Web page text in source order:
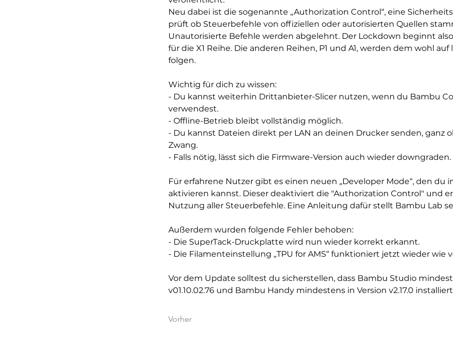
Neu dabei ist die sogenannte „Authorization Control“, eine
prüft ob Steuerbefehle von offiziellen oder autorisierten Quellen
Unautorisierte Befehle werden abgelehnt. Der Lockdown beginnt
für die X1 Reihe. Die anderen Reihen, P1 und A1, werden dem wohl auf
folgen.
Wichtig für dich zu wissen:
- Du kannst weiterhin Drittanbieter-Slicer nutzen, wenn du Bambu
verwendest.
- Offline-Betrieb bleibt vollständig möglich.
- Du kannst Dateien direkt per LAN an deinen Drucker senden, ganz
Zwang.
- Falls nötig, lässt sich die Firmware-Version auch wieder downgraden.
Für erfahrene Nutzer gibt es einen neuen „Developer Mode“, den du
aktivieren kannst. Dieser deaktiviert die "Authorization Control" und
Nutzung aller Steuerbefehle. Eine Anleitung dafür stellt Bambu Lab
Außerdem wurden folgende Fehler behoben:
- Die SuperTack-Druckplatte wird nun wieder korrekt erkannt.
- Die Filamenteinstellung „TPU for AMS“ funktioniert jetzt wieder wie
Vor dem Update solltest du sicherstellen, dass Bambu Studio
v01.10.02.76 und Bambu Handy mindestens in Version v2.17.0
Vorher